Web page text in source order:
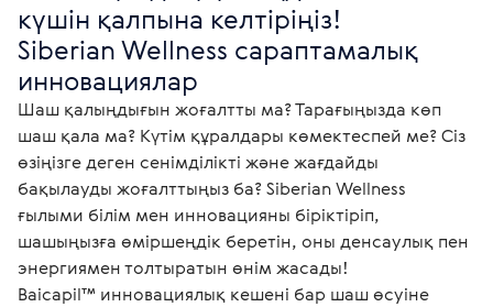
күшін қалпына келтіріңіз!
Siberian Wellness сараптамалық
инновациялар
Шаш қалыңдығын жоғалтты ма? Тарағыңызда көп
шаш қала ма? Күтім құралдары көмектеспей ме? Сіз
өзіңізге деген сенімділікті және жағдайды
бақылауды жоғалттыңыз ба? Siberian Wellness
ғылыми білім мен инновацияны біріктіріп,
шашыңызға өміршеңдік беретін, оны денсаулық пен
энергиямен толтыратын өнім жасады!
Baicapil™ инновациялық кешені бар шаш өсуіне